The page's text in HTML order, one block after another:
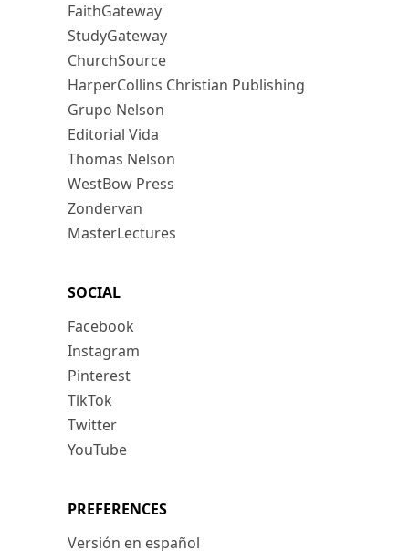
FaithGateway
StudyGateway
ChurchSource
HarperCollins Christian Publishing
Grupo Nelson
Editorial Vida
Thomas Nelson
WestBow Press
Zondervan
MasterLectures
SOCIAL
Facebook
Instagram
Pinterest
TikTok
Twitter
YouTube
PREFERENCES
Versión en español